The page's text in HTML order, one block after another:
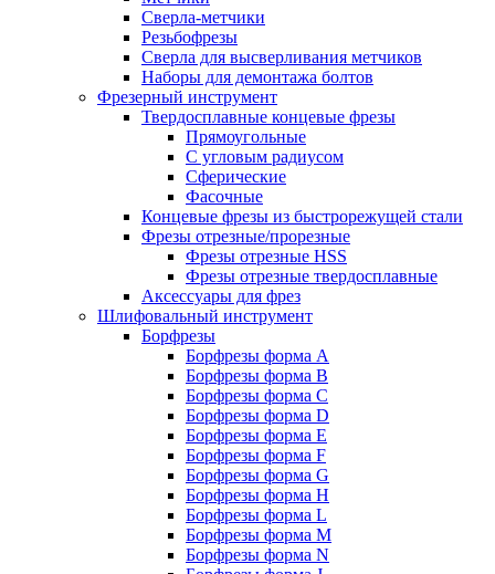
Сверла-метчики
Резьбофрезы
Сверла для высверливания метчиков
Наборы для демонтажа болтов
Фрезерный инструмент
Твердосплавные концевые фрезы
Прямоугольные
С угловым радиусом
Сферические
Фасочные
Концевые фрезы из быстрорежущей стали
Фрезы отрезные/прорезные
Фрезы отрезные HSS
Фрезы отрезные твердосплавные
Аксессуары для фрез
Шлифовальный инструмент
Борфрезы
Борфрезы форма A
Борфрезы форма B
Борфрезы форма C
Борфрезы форма D
Борфрезы форма E
Борфрезы форма F
Борфрезы форма G
Борфрезы форма H
Борфрезы форма L
Борфрезы форма M
Борфрезы форма N